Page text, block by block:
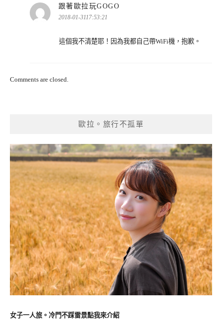
跟著歐拉玩GOGO
2018-01-3117:53:21
這個我不清楚耶！因為我都自己帶WiFi機，抱歉。
Comments are closed.
歐拉。旅行不孤單
女子一人旅。冷門不踩雷景點我來介紹